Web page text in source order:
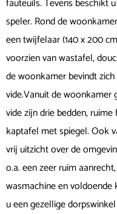
fauteuils. Tevens beschikt
speler. Rond de
een twijfelaar (140 x 200
voorzien van wastafel,
de woonkamer bevindt
vide.Vanuit de woonkamer
vide zijn drie bedden,
kaptafel met spiegel. Ook
vrij uitzicht over de
o.a. een zeer ruim
wasmachine en
u een gezellige